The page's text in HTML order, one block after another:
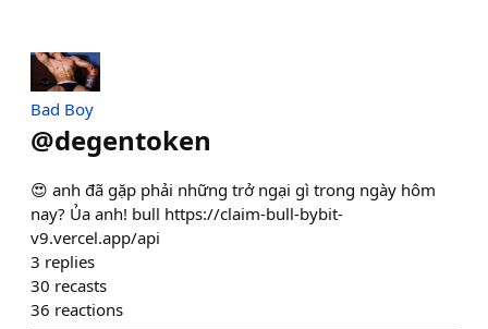
Bad Boy
@degentoken
😍 anh đã gặp phải những trở ngại gì trong ngày hôm
nay? Ủa anh! bull https://claim-bull-bybit-
v9.vercel.app/api
3 replies
30 recasts
36 reactions